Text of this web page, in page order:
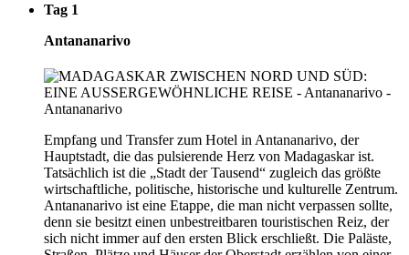
Tag 1
Antananarivo
Empfang und Transfer zum Hotel in Antananarivo, der
Hauptstadt, die das pulsierende Herz von Madagaskar ist.
Tatsächlich ist die „Stadt der Tausend“ zugleich das größte
wirtschaftliche, politische, historische und kulturelle Zentrum.
Antananarivo ist eine Etappe, die man nicht verpassen sollte,
denn sie besitzt einen unbestreitbaren touristischen Reiz, der
sich nicht immer auf den ersten Blick erschließt. Die Paläste,